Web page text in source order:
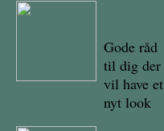
Gode råd
til dig der
vil have et
nyt look